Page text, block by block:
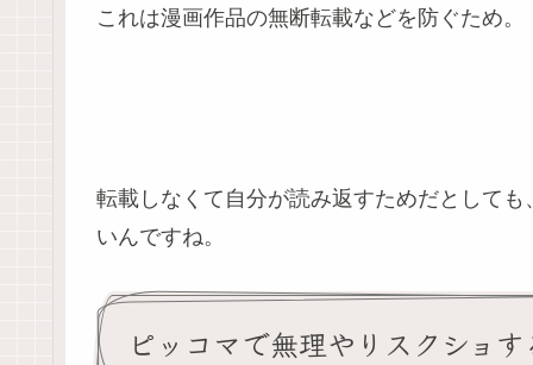
これは漫画作品の無断転載などを防ぐため。
転載しなくて自分が読み返すためだとして
いんですね。
ピッコマで無理やりスクショ